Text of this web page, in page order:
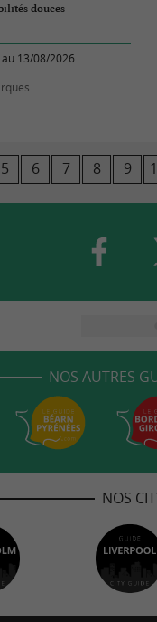
douces
13/08/2026
5 6 7 8 9
NOS AUTRES
NOS